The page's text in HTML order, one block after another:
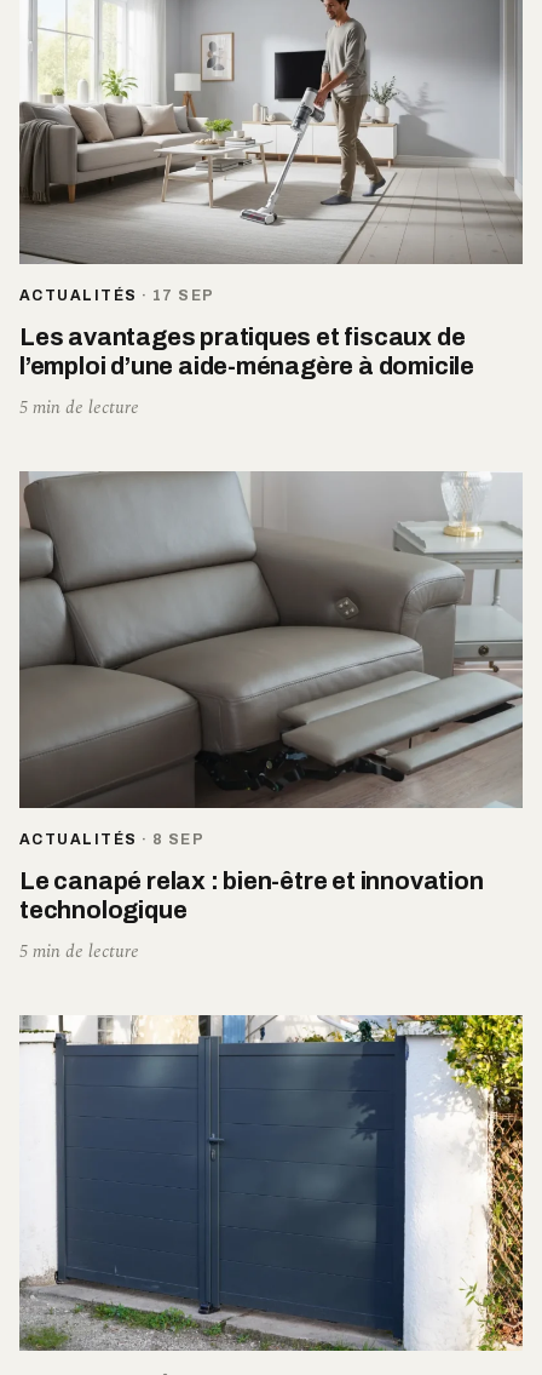
ACTUALITÉS · 17 SEP
Les avantages pratiques et fiscaux de
l’emploi d’une aide-ménagère à domicile
5 min de lecture
ACTUALITÉS · 8 SEP
Le canapé relax : bien-être et innovation
technologique
5 min de lecture